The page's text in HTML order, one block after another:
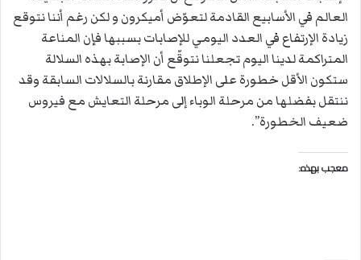
العالم في الأسابيع القادمة لتعوّض أميكرون و لكن رغم أننا نتوقع
زيادة الإرتفاع في العدد اليومي للإصابات بسببها فإن المناعة
المتراكمة لدينا اليوم تجعلنا نتوقّع أن الإصابة بهذه السلالة
ستكون الأقل خطورة على الإطلاق مقارنة بالسلالات السابقة وقد
ننتقل بفضلها من مرحلة الوباء إلى مرحلة التعايش مع فيروس
ضعيف الخطورة”.
معجب بهذه: